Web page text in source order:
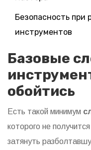
Безопасность при
инструментов
Базовые
обойтись
Есть такой минимум
которого не
затянуть